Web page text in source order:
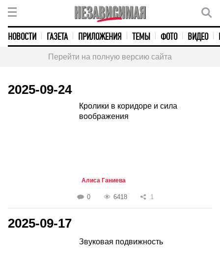
НОВОСТИ ГАЗЕТА ПРИЛОЖЕНИЯ ТЕМЫ ФОТО ВИДЕО
Перейти на полную версию сайта
2025-09-24
Кролики в коридоре и сила
воображения
Алиса Ганиева
0 6418 1
2025-09-17
Звуковая подвижность